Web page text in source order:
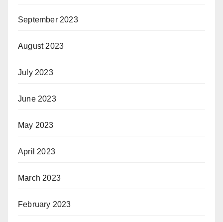
September 2023
August 2023
July 2023
June 2023
May 2023
April 2023
March 2023
February 2023